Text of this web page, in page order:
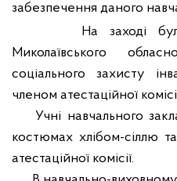
забезпечення даного
На заході
Миколаївського
соціального захисту
членом атестаційної
Учні навчального
костюмах хлібом-сіллю
атестаційної комісії.